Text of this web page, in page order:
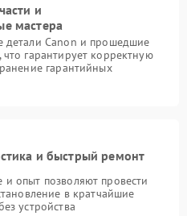
и
мастера
детали Canon и прошедшие
гарантирует корректную
гарантийных
и быстрый ремонт
опыт позволяют провести
в кратчайшие
устройства